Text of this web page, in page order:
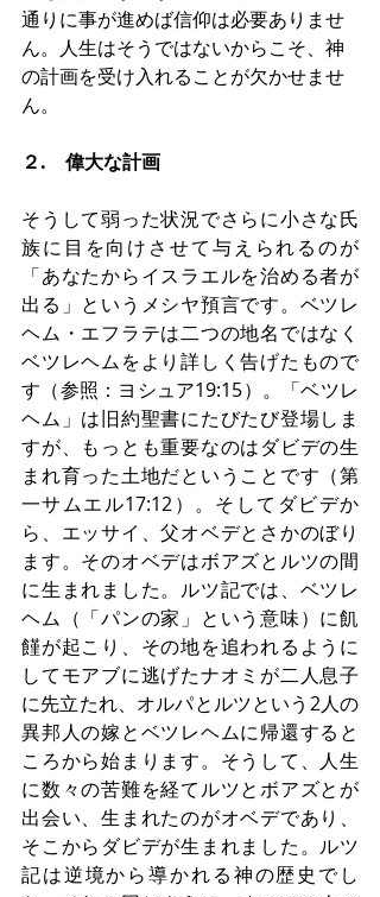
通りに事が進めば信仰は必要ありませ
ん。人生はそうではないからこそ、神
の計画を受け入れることが欠かせませ
ん。
２.　偉大な計画
そうして弱った状況でさらに小さな氏
族に目を向けさせて与えられるのが
「あなたからイスラエルを治める者が
出る」というメシヤ預言です。ベツレ
ヘム・エフラテは二つの地名ではなく
ベツレヘムをより詳しく告げたもので
す（参照：ヨシュア19:15）。「ベツレ
ヘム」は旧約聖書にたびたび登場しま
すが、もっとも重要なのはダビデの生
まれ育った土地だということです（第
一サムエル17:12）。そしてダビデか
ら、エッサイ、父オベデとさかのぼり
ます。そのオベデはボアズとルツの間
に生まれました。ルツ記では、ベツレ
ヘム（「パンの家」という意味）に飢
饉が起こり、その地を追われるように
してモアブに逃げたナオミが二人息子
に先立たれ、オルパとルツという2人の
異邦人の嫁とベツレヘムに帰還すると
ころから始まります。そうして、人生
に数々の苦難を経てルツとボアズとが
出会い、生まれたのがオベデであり、
そこからダビデが生まれました。ルツ
記は逆境から導かれる神の歴史でし